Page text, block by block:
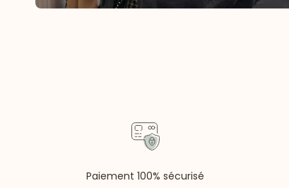
Paiement 100% sécurisé